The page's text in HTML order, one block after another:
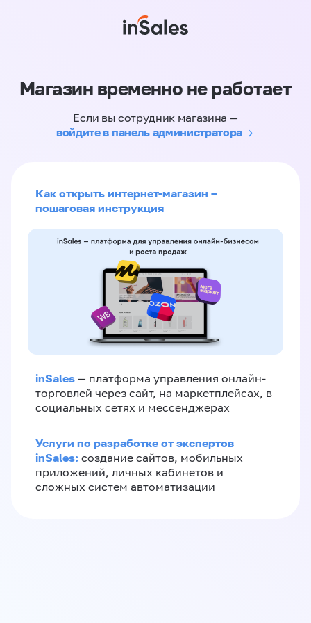
Магазин временно не работает
Если вы сотрудник магазина —
войдите в панель администратора
Как открыть интернет-магазин –
пошаговая инструкция
inSales — платформа управления онлайн-
торговлей через сайт, на маркетплейсах, в
социальных сетях и мессенджерах
Услуги по разработке от экспертов
inSales: создание сайтов, мобильных
приложений, личных кабинетов и
сложных систем автоматизации